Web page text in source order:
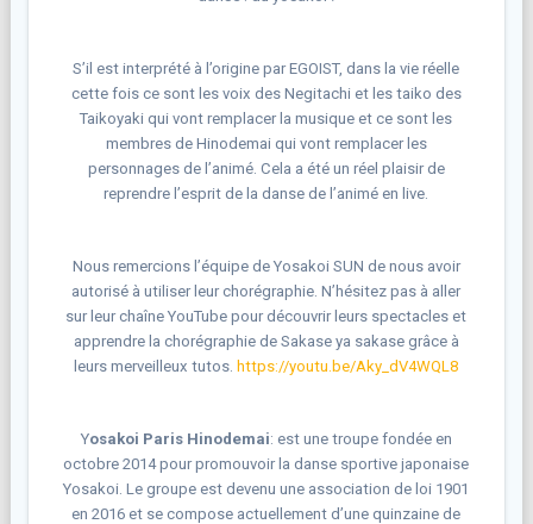
S’il est interprété à l’origine par EGOIST, dans la vie réelle
cette fois ce sont les voix des Negitachi et les taiko des
Taikoyaki qui vont remplacer la musique et ce sont les
membres de Hinodemai qui vont remplacer les
personnages de l’animé. Cela a été un réel plaisir de
reprendre l’esprit de la danse de l’animé en live.
Nous remercions l’équipe de Yosakoi SUN de nous avoir
autorisé à utiliser leur chorégraphie. N’hésitez pas à aller
sur leur chaîne YouTube pour découvrir leurs spectacles et
apprendre la chorégraphie de Sakase ya sakase grâce à
leurs merveilleux tutos.https://youtu.be/Aky_dV4WQL8
Yosakoi Paris Hinodemai: est une troupe fondée en
octobre 2014 pour promouvoir la danse sportive japonaise
Yosakoi. Le groupe est devenu une association de loi 1901
en 2016 et se compose actuellement d’une quinzaine de